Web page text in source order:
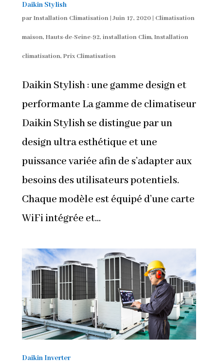
Daikin Stylish
parInstallation Climatisation |Juin 17, 2020| Climatisation
maison, Hauts-de-Seine-92, installation Clim, Installation
climatisation, Prix Climatisation
Daikin Stylish : une gamme design et
performante La gamme de climatiseur
Daikin Stylish se distingue par un
design ultra esthétique et une
puissance variée afin de s’adapter aux
besoins des utilisateurs potentiels.
Chaque modèle est équipé d’une carte
WiFi intégrée et...
Daikin Inverter